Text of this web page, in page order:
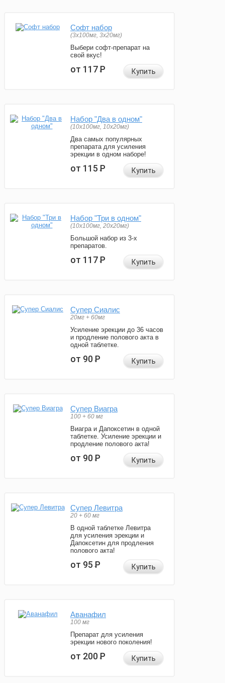
Софт набор
(3x100мг, 3x20мг)
Выбери софт-препарат на
свой вкус!
от 117Р Купить
Набор "Два в одном"
(10x100мг, 10x20мг)
Два самых популярных
препарата для усиления
эрекции в одном наборе!
от 115Р Купить
Набор "Три в одном"
(10x100мг, 20x20мг)
Большой набор из 3-х
препаратов.
от 117Р Купить
Супер Сиалис
20мг + 60мг
Усиление эрекции до 36 часов
и продление полового акта в
одной таблетке.
от 90Р Купить
Супер Виагра
100 + 60 мг
Виагра и Дапоксетин в одной
таблетке. Усиление эрекции и
продление полового акта!
от 90Р Купить
Супер Левитра
20 + 60 мг
В одной таблетке Левитра
для усиления эрекции и
Дапоксетин для продления
полового акта!
от 95Р Купить
Аванафил
100 мг
Препарат для усиления
эрекции нового поколения!
от 200Р Купить